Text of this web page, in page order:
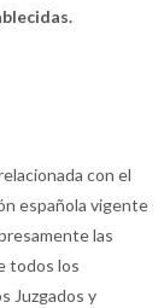
con el
española vigente
las
todos los
Juzgados y